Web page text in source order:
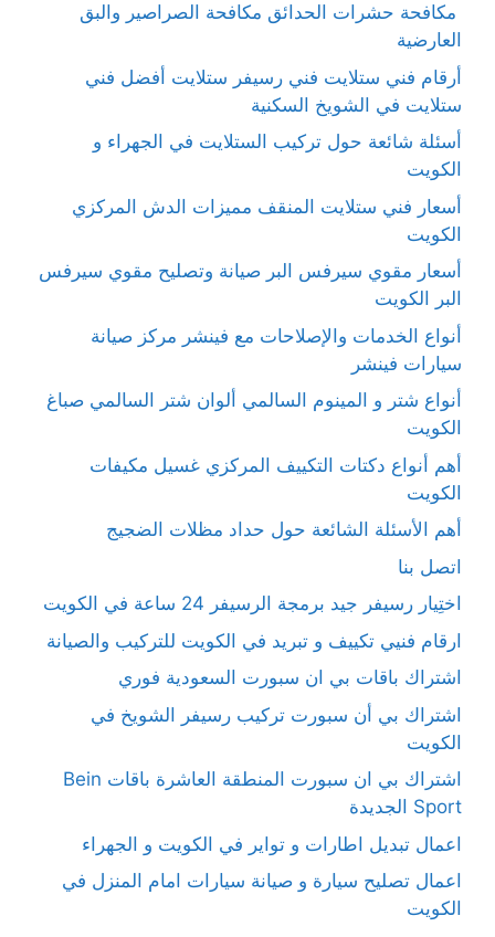
مكافحة حشرات الحدائق مكافحة الصراصير والبق
العارضية
أرقام فني ستلايت فني رسيفر ستلايت أفضل فني
ستلايت في الشويخ السكنية
أسئلة شائعة حول تركيب الستلايت في الجهراء و
الكويت
أسعار فني ستلايت المنقف مميزات الدش المركزي
الكويت
أسعار مقوي سيرفس البر صيانة وتصليح مقوي سيرفس
البر الكويت
أنواع الخدمات والإصلاحات مع فينشر مركز صيانة
سيارات فينشر
أنواع شتر و المينوم السالمي ألوان شتر السالمي صباغ
الكويت
أهم أنواع دكتات التكييف المركزي غسيل مكيفات
الكويت
أهم الأسئلة الشائعة حول حداد مظلات الضجيج
اتصل بنا
اختِيار رسيفر جيد برمجة الرسيفر 24 ساعة في الكويت
ارقام فنيي تكييف و تبريد في الكويت للتركيب والصيانة
اشتراك باقات بي ان سبورت السعودية فوري
اشتراك بي أن سبورت تركيب رسيفر الشويخ في
الكويت
اشتراك بي ان سبورت المنطقة العاشرة باقات Bein
Sport الجديدة
اعمال تبديل اطارات و تواير في الكويت و الجهراء
اعمال تصليح سيارة و صيانة سيارات امام المنزل في
الكويت